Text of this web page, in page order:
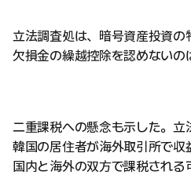
立法調査処は、暗号資産投資の
欠損金の繰越控除を認めないの
二重課税への懸念も示した。立
韓国の居住者が海外取引所で収
国内と海外の双方で課税される